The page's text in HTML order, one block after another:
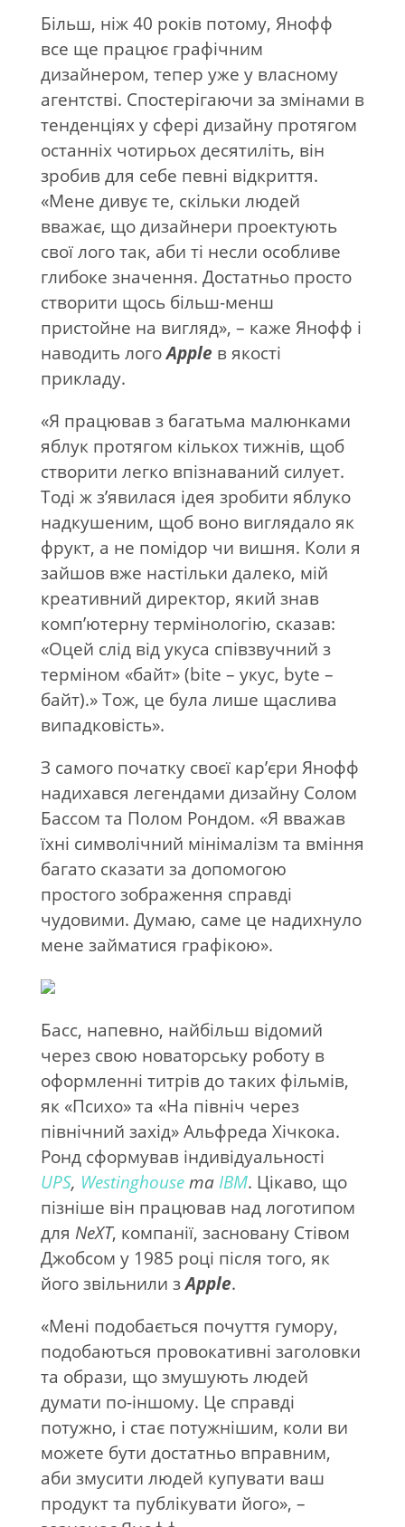
Більш, ніж 40 років потому, Янофф
все ще працює графічним
дизайнером, тепер уже у власному
агентстві. Спостерігаючи за змінами в
тенденціях у сфері дизайну протягом
останніх чотирьох десятиліть, він
зробив для себе певні відкриття.
«Мене дивує те, скільки людей
вважає, що дизайнери проектують
свої лого так, аби ті несли особливе
глибоке значення. Достатньо просто
створити щось більш-менш
пристойне на вигляд», – каже Янофф і
наводить логоApple в якості
прикладу.
«Я працював з багатьма малюнками
яблук протягом кількох тижнів, щоб
створити легко впізнаваний силует.
Тоді ж з’явилася ідея зробити яблуко
надкушеним, щоб воно виглядало як
фрукт, а не помідор чи вишня. Коли я
зайшов вже настільки далеко, мій
креативний директор, який знав
комп’ютерну термінологію, сказав:
«Оцей слід від укуса співзвучний з
терміном «байт» (bite – укус, byte –
байт).» Тож, це була лише щаслива
випадковість».
З самого початку своєї кар’єри Янофф
надихався легендами дизайну Солом
Бассом та Полом Рондом. «Я вважав
їхні символічний мінімалізм та вміння
багато сказати за допомогою
простого зображення справді
чудовими. Думаю, саме це надихнуло
мене займатися графікою».
Басс, напевно, найбільш відомий
через свою новаторську роботу в
оформленні титрів до таких фільмів,
як «Психо» та «На північ через
північний захід» Альфреда Хічкока.
Ронд сформував індивідуальності
UPS, Westinghouseта IBM. Цікаво, що
пізніше він працював над логотипом
для NeXT, компанії, засновану Стівом
Джобсом у 1985 році після того, як
його звільнили зApple.
«Мені подобається почуття гумору,
подобаються провокативні заголовки
та образи, що змушують людей
думати по-іншому. Це справді
потужно, і стає потужнішим, коли ви
можете бути достатньо вправним,
аби змусити людей купувати ваш
продукт та публікувати його», –